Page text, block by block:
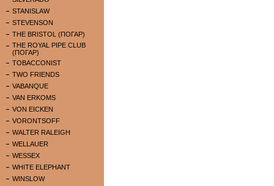
STANISLAW
STEVENSON
THE BRISTOL (ПОГАР)
THE ROYAL PIPE CLUB
(ПОГАР)
TOBACCONIST
TWO FRIENDS
VABANQUE
VAN ERKOMS
VON EICKEN
VORONTSOFF
WALTER RALEIGH
WELLAUER
WESSEX
WHITE ELEPHANT
WINSLOW